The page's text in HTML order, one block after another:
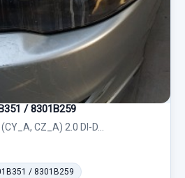
/ 8301B259
CZ_A) 2.0 DI-D...
/ 8301B259